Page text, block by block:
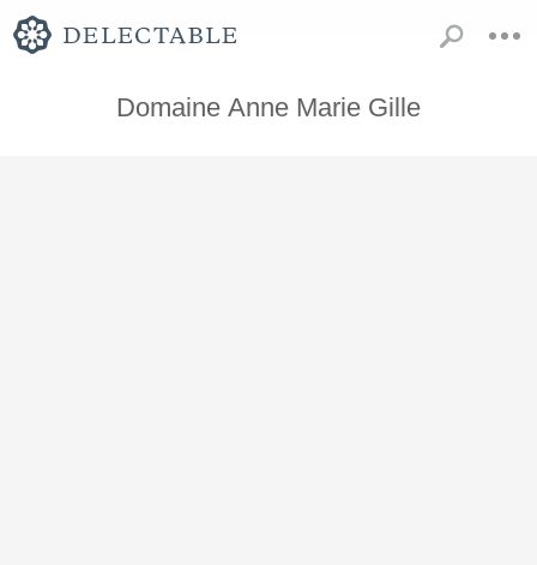
Domaine Anne Marie Gille